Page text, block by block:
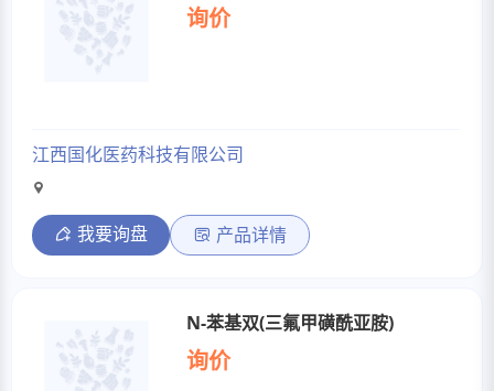
询价
江西国化医药科技有限公司
我要询盘 产品详情
N-苯基双(三氟甲磺酰亚胺)
询价